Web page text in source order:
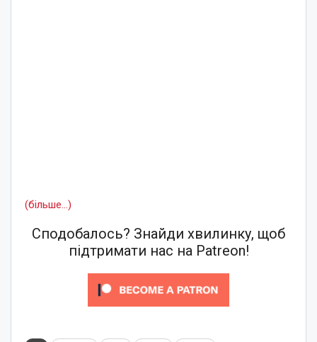
(більше…)
Сподобалось? Знайди хвилинку, щоб
підтримати нас на Patreon!